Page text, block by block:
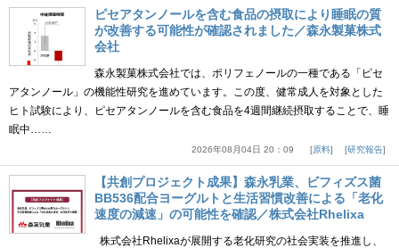
ピセアタンノールを含む食品の摂取により睡眠の質
が改善する可能性が確認されました／森永製菓株式
会社
森永製菓株式会社では、ポリフェノールの一種である「ピセ
アタンノール」の機能性研究を進めています。この度、健常成人を対象とした
ヒト試験により、ピセアタンノールを含む食品を4週間継続摂取することで、睡
眠中……
2026年08月04日 20：09 原料 研究報告
【共創プロジェクト成果】森永乳業、ビフィズス菌
BB536配合ヨーグルトと生活習慣改善による「老化
速度の減速」の可能性を確認／株式会社Rhelixa
株式会社Rhelixaが展開する老化研究の社会実装を推進し、